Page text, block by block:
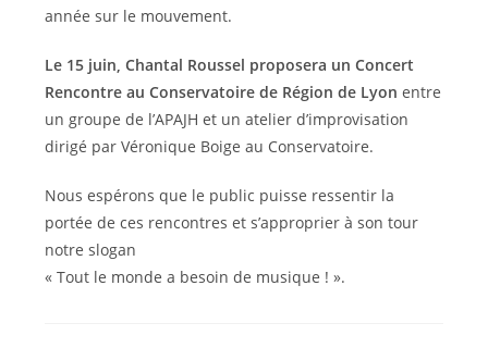
année sur le mouvement.
Le 15 juin, Chantal Roussel proposera un Concert
Rencontre au Conservatoire de Région de Lyon entre
un groupe de l’APAJH et un atelier d’improvisation
dirigé par Véronique Boige au Conservatoire.
Nous espérons que le public puisse ressentir la
portée de ces rencontres et s’approprier à son tour
notre slogan
« Tout le monde a besoin de musique ! ».